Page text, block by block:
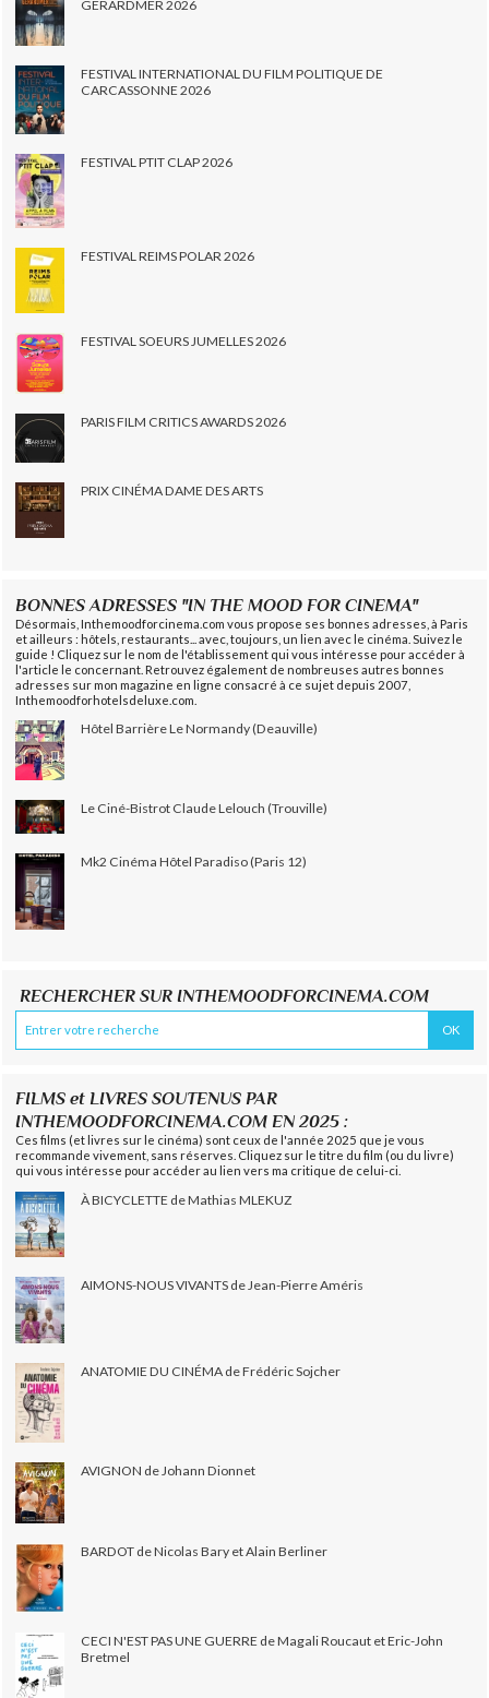
GERARDMER 2026
FESTIVAL INTERNATIONAL DU FILM POLITIQUE DE
CARCASSONNE 2026
FESTIVAL PTIT CLAP 2026
FESTIVAL REIMS POLAR 2026
FESTIVAL SOEURS JUMELLES 2026
PARIS FILM CRITICS AWARDS 2026
PRIX CINÉMA DAME DES ARTS
BONNES ADRESSES "IN THE MOOD FOR CINEMA"
Désormais, Inthemoodforcinema.com vous propose ses bonnes adresses, à Paris
et ailleurs : hôtels, restaurants... avec, toujours, un lien avec le cinéma. Suivez le
guide ! Cliquez sur le nom de l'établissement qui vous intéresse pour accéder à
l'article le concernant. Retrouvez également de nombreuses autres bonnes
adresses sur mon magazine en ligne consacré à ce sujet depuis 2007,
Inthemoodforhotelsdeluxe.com.
Hôtel Barrière Le Normandy (Deauville)
Le Ciné-Bistrot Claude Lelouch (Trouville)
Mk2 Cinéma Hôtel Paradiso (Paris 12)
RECHERCHER SUR INTHEMOODFORCINEMA.COM
FILMS et LIVRES SOUTENUS PAR
INTHEMOODFORCINEMA.COM EN 2025 :
Ces films (et livres sur le cinéma) sont ceux de l'année 2025 que je vous
recommande vivement, sans réserves. Cliquez sur le titre du film (ou du livre)
qui vous intéresse pour accéder au lien vers ma critique de celui-ci.
À BICYCLETTE de Mathias MLEKUZ
AIMONS-NOUS VIVANTS de Jean-Pierre Améris
ANATOMIE DU CINÉMA de Frédéric Sojcher
AVIGNON de Johann Dionnet
BARDOT de Nicolas Bary et Alain Berliner
CECI N'EST PAS UNE GUERRE de Magali Roucaut et Eric-John
Bretmel